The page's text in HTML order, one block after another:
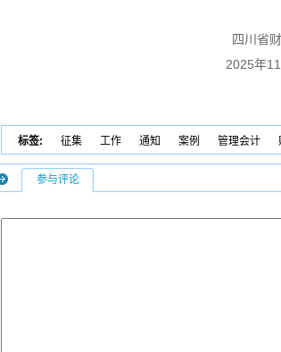
四川省财政
2025年11月10
标签: 征集 工作 通知 案例 管理会计
参与评论